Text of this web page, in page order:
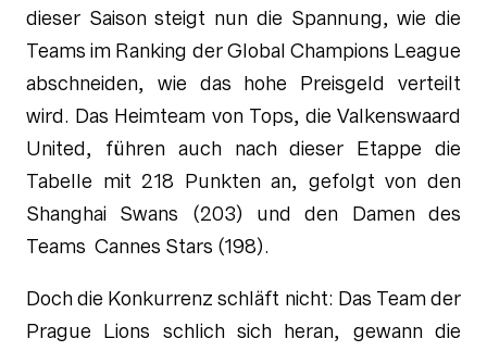
dieser Saison steigt nun die Spannung, wie die
Teams im Ranking der Global Champions League
abschneiden, wie das hohe Preisgeld verteilt
wird. Das Heimteam von Tops, die Valkenswaard
United, führen auch nach dieser Etappe die
Tabelle mit 218 Punkten an, gefolgt von den
Shanghai Swans (203) und den Damen des
Teams Cannes Stars (198).
Doch die Konkurrenz schläft nicht: Das Team der
Prague Lions schlich sich heran, gewann die